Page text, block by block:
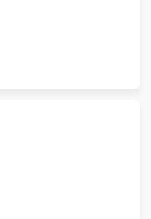
контактов.